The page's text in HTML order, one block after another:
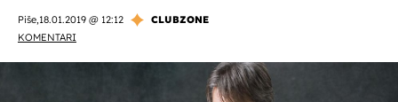
Piše,18.01.2019 @ 12:12
CLUBZONE
KOMENTARI